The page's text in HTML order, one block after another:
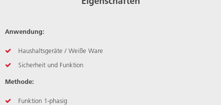
Anwendung:
Haushaltsgeräte / Weiße Ware
Sicherheit und Funktion
Methode:
Funktion 1-phasig